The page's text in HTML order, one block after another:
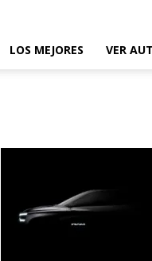
LOS MEJORES VER